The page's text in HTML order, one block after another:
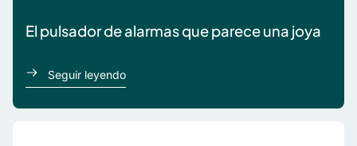
El pulsador de alarmas que parece una joya
Seguir leyendoacerca de El pulsador de alarmas que